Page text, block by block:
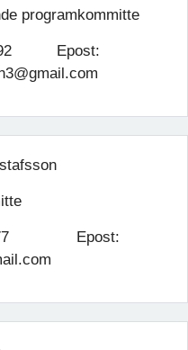
programkommitte
Epost:
Epost: